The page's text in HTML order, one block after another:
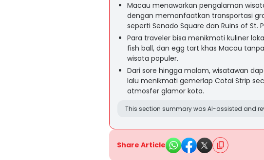
Macau menawarkan pengalaman
dengan memanfaatkan transportasi
seperti Senado Square dan Ruins of St.
Para traveler bisa menikmati kuliner
fish ball, dan egg tart khas Macau
wisata populer.
Dari sore hingga malam, wisatawan
lalu menikmati gemerlap Cotai Strip
atmosfer glamor kota.
This section summary was AI-assisted and
Share Article